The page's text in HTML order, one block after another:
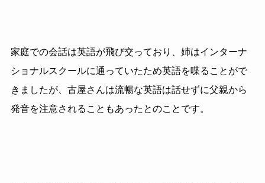
家庭での会話は英語が飛び交っており、姉はインターナ
ショナルスクールに通っていたため英語を喋ることがで
きましたが、古屋さんは流暢な英語は話せずに父親から
発音を注意されることもあったとのことです。